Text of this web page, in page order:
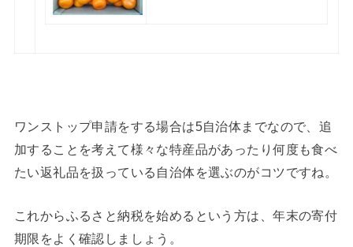
ワンストップ申請をする場合は5自治体までなので、追
加することを考えて様々な特産品があったり何度も食べ
たい返礼品を扱っている自治体を選ぶのがコツですね。
これからふるさと納税を始めるという方は、年末の寄付
期限をよく確認しましょう。